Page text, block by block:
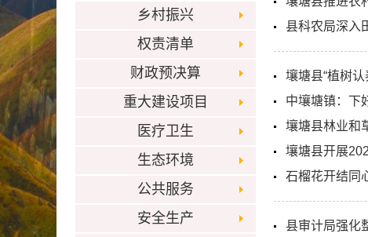
乡村振兴
权责清单
财政预决算
重大建设项目
医疗卫生
生态环境
公共服务
安全生产
县科农局深入
壤塘县“植树
中壤塘镇：下
壤塘县林业和
壤塘县开展
石榴花开结同
县审计局强化